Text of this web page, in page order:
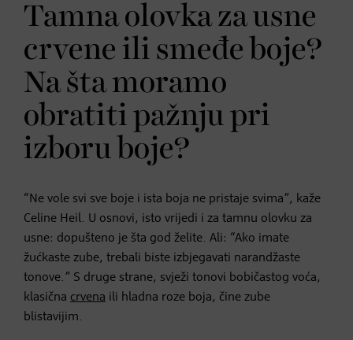
Tamna olovka za usne
crvene ili smeđe boje?
Na šta moramo
obratiti pažnju pri
izboru boje?
“Ne vole svi sve boje i ista boja ne pristaje svima”, kaže
Celine Heil. U osnovi, isto vrijedi i za tamnu olovku za
usne: dopušteno je šta god želite. Ali: “Ako imate
žućkaste zube, trebali biste izbjegavati narandžaste
tonove.” S druge strane, svježi tonovi bobičastog voća,
klasična crvena ili hladna roze boja, čine zube
blistavijim.